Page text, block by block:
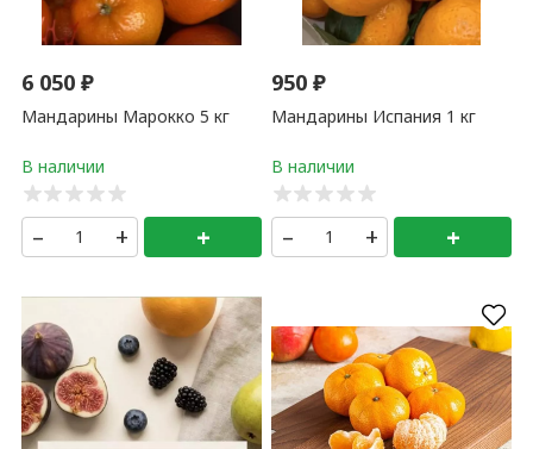
6 050₽
Мандарины Марокко 5 кг
– + +
950₽
Мандарины Испания 1 кг
– + +